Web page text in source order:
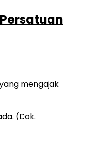
mengajak